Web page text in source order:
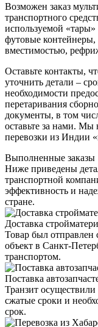
Возможен заказ
транспортного
используемой «тары»
футовые контейнеры,
вместимостью,
Оставьте контакты,
уточнить детали –
необходимости
перетаривания
документы, в том
оставьте за нами. Мы
перевозки из Индии
Выполненные заказы
Ниже приведены
транспортной
эффективность и
стране.
Доставка
Товар был отправлен
объект в Санкт-
транспортом.
Поставка
Транзит
сжатые сроки и
срок.